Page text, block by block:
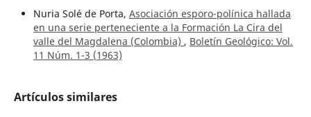
Nuria Solé de Porta, Asociación esporo-polínica hallada
en una serie perteneciente a la Formación La Cira del
valle del Magdalena (Colombia) , Boletín Geológico: Vol.
11 Núm. 1-3 (1963)
Artículos similares